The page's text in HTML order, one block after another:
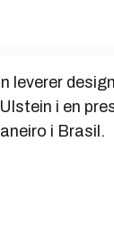
leverer
i en
i Brasil.